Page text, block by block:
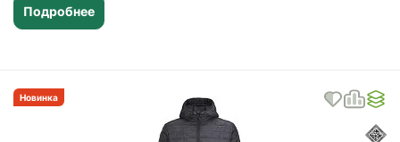
Подробнее
Новинка